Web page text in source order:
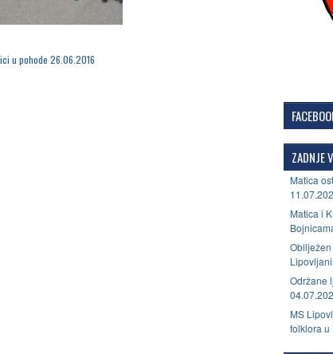
u pohode 26.06.2016
ZADNJE
Matica
Matica i
Održane
MS
folklora u